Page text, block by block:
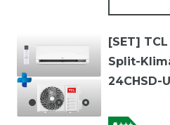
[SET]
Split-
24CHSD-